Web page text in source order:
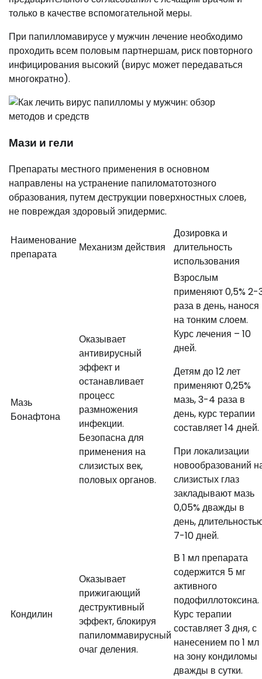
только в качестве вспомогательной меры.
При папилломавирусе у мужчин лечение необходимо
проходить всем половым партнершам, риск повторного
инфицирования высокий (вирус может передаваться
многократно).
Мази и гели
Препараты местного применения в основном
направлены на устранение папиломатотозного
образования, путем деструкции поверхностных слоев,
не повреждая здоровый эпидермис.
Наименование
препарата
Механизм действия
Дозировка и
длительность
использования
Мазь
Бонафтона
Оказывает
антивирусный
эффект и
останавливает
процесс
размножения
инфекции.
Безопасна для
применения на
слизистых век,
половых органов.
Взрослым
применяют 0,5% 2-
раза в день, нанося
на тонким слоем.
Курс лечения – 10
дней.
Детям до 12 лет
применяют 0,25%
мазь, 3-4 раза в
день, курс терапии
составляет 14 дней.
При локализации
новообразований
слизистых глаз
закладывают мазь
0,05% дважды в
день,
7-10 дней.
Кондилин
Оказывает
прижигающий
деструктивный
эффект, блокируя
папиломмавирусный
очаг деления.
В 1 мл препарата
содержится 5 мг
активного
подофиллотоксина.
Курс терапии
составляет 3 дня, с
нанесением по 1 мл
на зону кондиломы
дважды в сутки.